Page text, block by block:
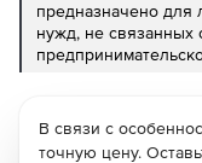
предназначено
нужд, не связанных
В связи с
точную цену.